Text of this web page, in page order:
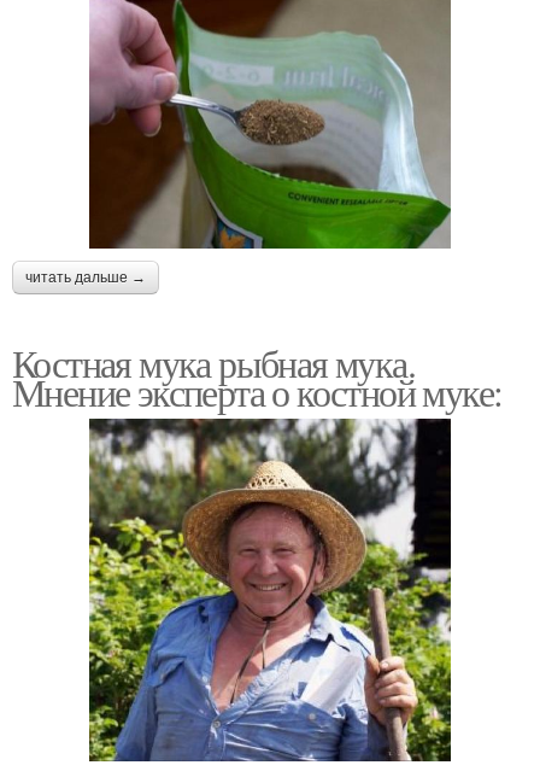
читать дальше →
Костная мука рыбная мука.
Мнение эксперта о костной муке: